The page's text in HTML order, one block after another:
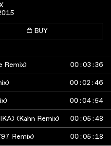
BUY
Remix) 00 :03 :36
00 :02 :46
00 :04:54
(Kahn Remix) 00 :05 :48
Remix) 00 :05 : 18